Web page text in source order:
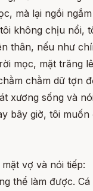
mà lại ngồi
không chịu nổi,
thân, nếu như
mọc, mặt trăng
chằm dữ tợn
xương sống và
bây giờ, tôi
vợ và nói tiếp:
thể làm được.